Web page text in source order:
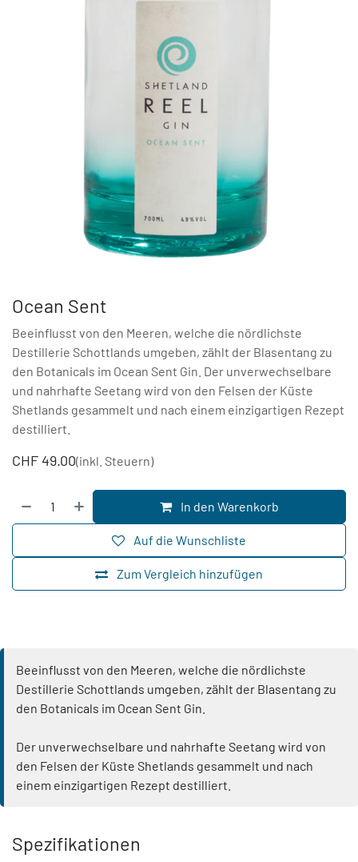
Ocean Sent
Beeinflusst von den Meeren, welche die nördlichste
Destillerie Schottlands umgeben, zählt der Blasentang zu
den Botanicals im Ocean Sent Gin. Der unverwechselbare
und nahrhafte Seetang wird von den Felsen der Küste
Shetlands gesammelt und nach einem einzigartigen Rezept
destilliert.
CHF 49.00(inkl. Steuern)
In den Warenkorb
Zum Vergleich hinzufügen
Auf die Wunschliste
Beeinflusst von den Meeren, welche die nördlichste
Destillerie Schottlands umgeben, zählt der Blasentang zu
den Botanicals im Ocean Sent Gin.
Der unverwechselbare und nahrhafte Seetang wird von
den Felsen der Küste Shetlands gesammelt und nach
einem einzigartigen Rezept destilliert.
Spezifikationen